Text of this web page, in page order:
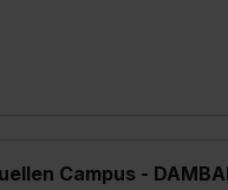
Campus -